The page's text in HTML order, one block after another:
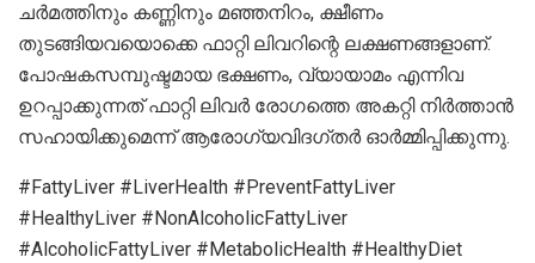
ചർമത്തിനും കണ്ണിനും മഞ്ഞനിറം, ക്ഷീണം
തുടങ്ങിയവയൊക്കെ ഫാറ്റി ലിവറിന്റെ ലക്ഷണങ്ങളാണ്.
പോഷകസമ്പുഷ്ടമായ ഭക്ഷണം, വ്യായാമം എന്നിവ
ഉറപ്പാക്കുന്നത് ഫാറ്റി ലിവർ രോഗത്തെ അകറ്റി നിർത്താൻ
സഹായിക്കുമെന്ന് ആരോഗ്യവിദഗ്തർ ഓർമ്മിപ്പിക്കുന്നു.
#FattyLiver #LiverHealth #PreventFattyLiver
#HealthyLiver #NonAlcoholicFattyLiver
#AlcoholicFattyLiver #MetabolicHealth #HealthyDiet